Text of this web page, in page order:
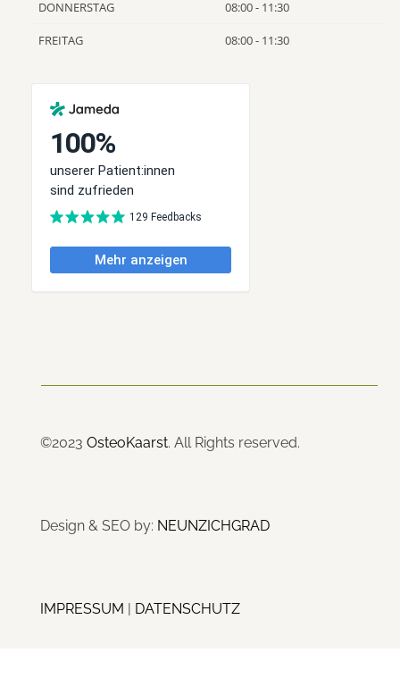
DONNERSTAG 08:00 - 11:30
FREITAG 08:00 - 11:30
©2023 OsteoKaarst. All Rights reserved.
Design & SEO by: NEUNZICHGRAD
IMPRESSUM DATENSCHUTZ